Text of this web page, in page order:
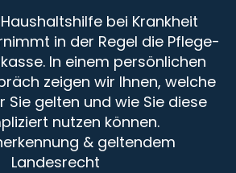
Haushaltshilfe bei Krankheit
in der Regel die Pflege-
In einem persönlichen
zeigen wir Ihnen, welche
Sie gelten und wie Sie diese
nutzen können.
& geltendem
Landesrecht